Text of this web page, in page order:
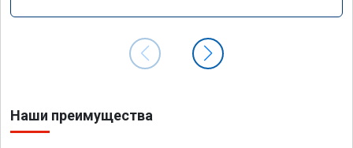
Наши преимущества